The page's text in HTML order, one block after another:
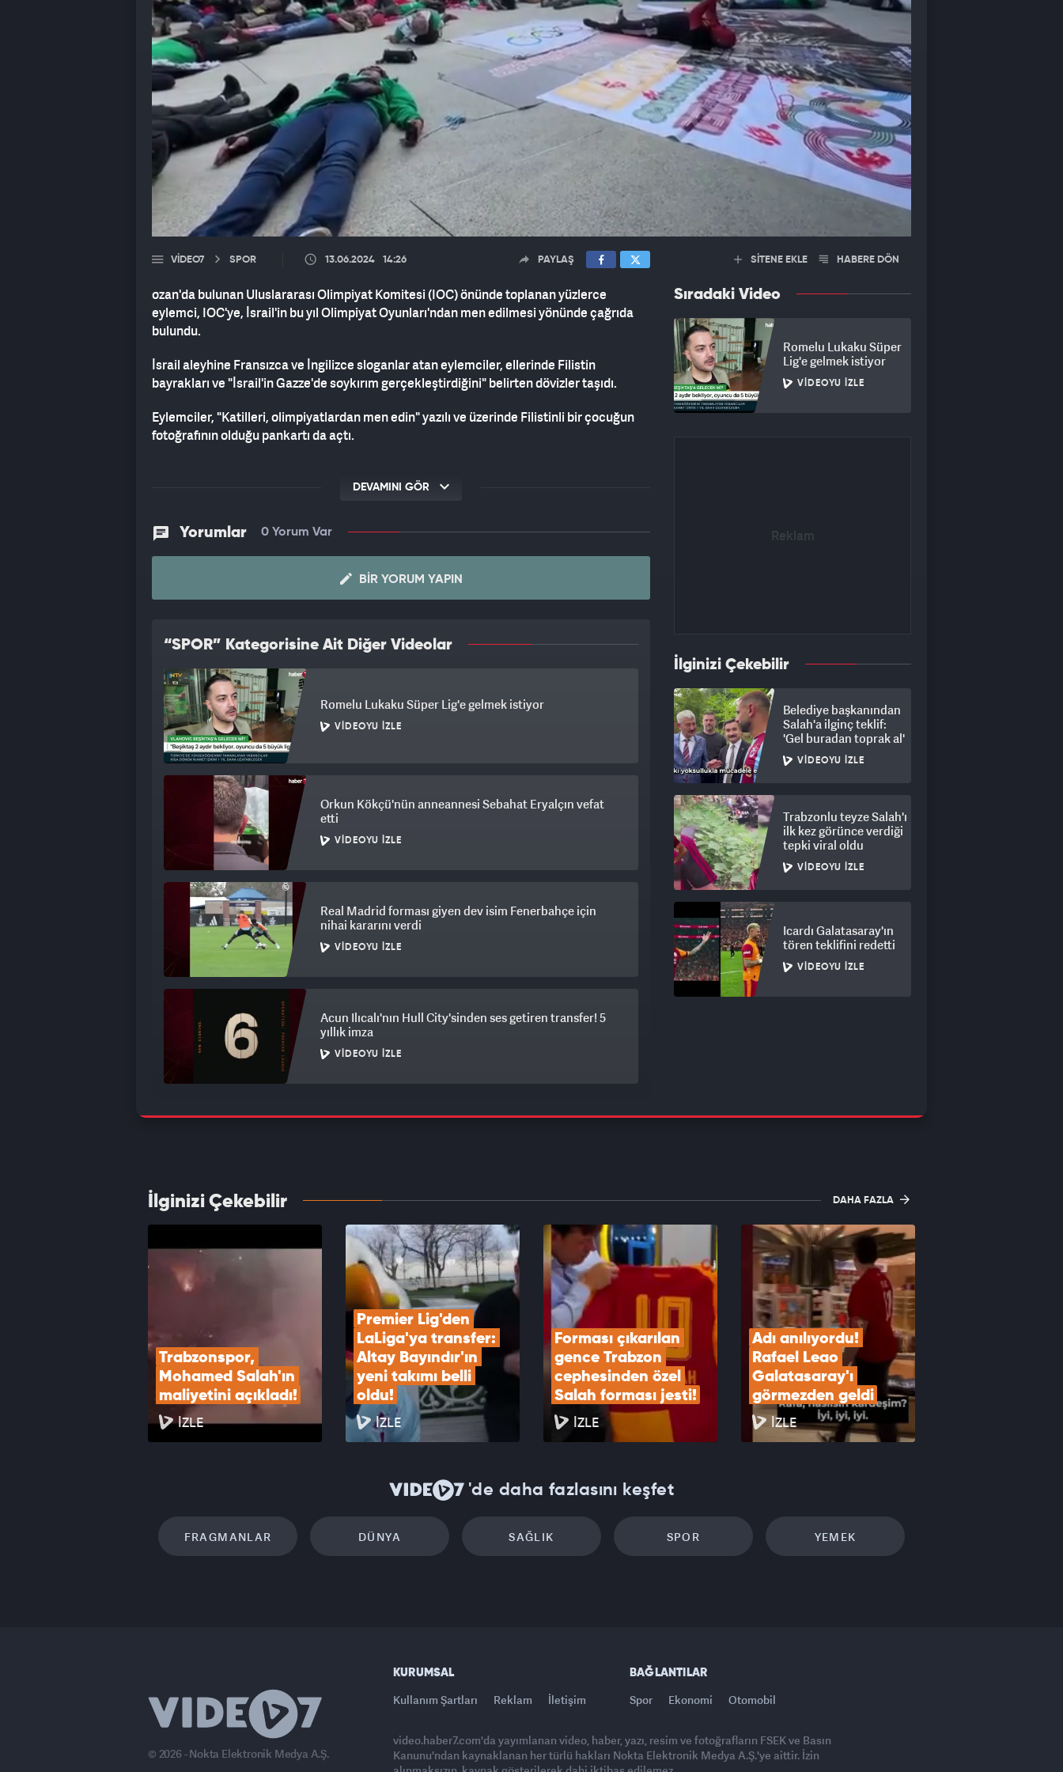
VIDEO7 SPOR 13.06.2024 14:26 PAYLAŞ
ozan'da bulunan Uluslararası Olimpiyat Komitesi (IOC) önünde toplanan yüzlerce
eylemci, IOC'ye, İsrail'in bu yıl Olimpiyat Oyunları'ndan men edilmesi yönünde çağrıda
bulundu.
İsrail aleyhine Fransızca ve İngilizce sloganlar atan eylemciler, ellerinde Filistin
bayrakları ve "İsrail'in Gazze'de soykırım gerçekleştirdiğini" belirten dövizler taşıdı.
Eylemciler, "Katilleri, olimpiyatlardan men edin" yazılı ve üzerinde Filistinli bir çocuğun
fotoğrafının olduğu pankartı da açtı.
İsrail'in, bu yıl oyunlara katılmasının "çifte standart" olacağını kaydetti.
DEVAMINI GÖR
Yorumlar 0 Yorum Var
BIR YORUM YAPIN
“SPOR” Kategorisine Ait Diğer Videolar
Romelu Lukaku Süper Lig'e gelmek istiyor
VIDEOYU İZLE
Orkun Kökçü'nün anneannesi Sebahat Eryalçın vefat
etti
VIDEOYU İZLE
Real Madrid forması giyen dev isim Fenerbahçe için
nihai kararını verdi
VIDEOYU İZLE
Acun Ilıcalı'nın Hull City'sinden ses getiren transfer! 5
yıllık imza
VIDEOYU İZLE
Forması çıkarılan gence Trabzon cephesinden özel
Salah forması jesti!
VIDEOYU İZLE
SİTENE EKLE HABERE DÖN
Sıradaki Video
Romelu Lukaku Süper
Lig'e gelmek istiyor
VIDEOYU İZLE
İlginizi Çekebilir
Belediye başkanından
Salah'a ilginç teklif:
'Gel buradan toprak al'
VIDEOYU İZLE
Trabzonlu teyze Salah'ı
ilk kez görünce verdiği
tepki viral oldu
VIDEOYU İZLE
Icardı Galatasaray'ın
tören teklifini redetti
VIDEOYU İZLE
İlginizi Çekebilir DAHA FAZLA
Trabzonspor,
Mohamed Salah'ın
maliyetini açıkladı!
İZLE
Premier Lig'den
LaLiga'ya transfer:
Altay Bayındır'ın
yeni takımı belli
oldu!
İZLE
Forması çıkarılan
gence Trabzon
cephesinden özel
Salah forması jesti!
İZLE
Adı anılıyordu!
Rafael Leao
Galatasaray'ı
görmezden geldi
İZLE
'de daha fazlasını keşfet
FRAGMANLAR DÜNYA SAĞLIK SPOR YEMEK
© 2026 - Nokta Elektronik Medya A.Ş.
KURUMSAL
Kullanım Şartları Reklam İletişim
BAĞLANTILAR
Spor Ekonomi Otomobil
video.haber7.com'da yayımlanan video, haber, yazı, resim ve fotoğrafların FSEK ve Basın
Kanunu'ndan kaynaklanan her türlü hakları Nokta Elektronik Medya A.Ş.'ye aittir. İzin